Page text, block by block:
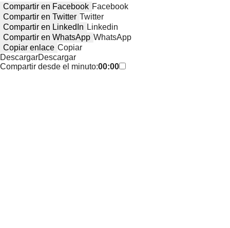
Compartir en Facebook Facebook
Compartir en Twitter Twitter
Compartir en LinkedIn Linkedin
Compartir en WhatsApp WhatsApp
Copiar enlace Copiar
DescargarDescargar
Compartir desde el minuto:00:00